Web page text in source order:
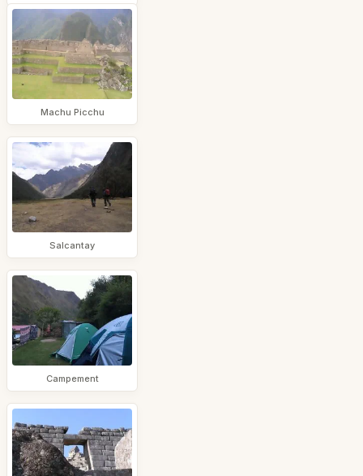
Machu Picchu
Salcantay
Campement